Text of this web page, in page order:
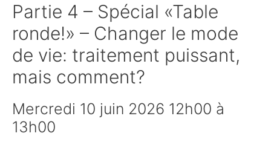
Partie 4 – Spécial «Table
ronde!» – Changer le mode
de vie: traitement puissant,
mais comment?
Mercredi 10 juin 2026 12h00 à
13h00